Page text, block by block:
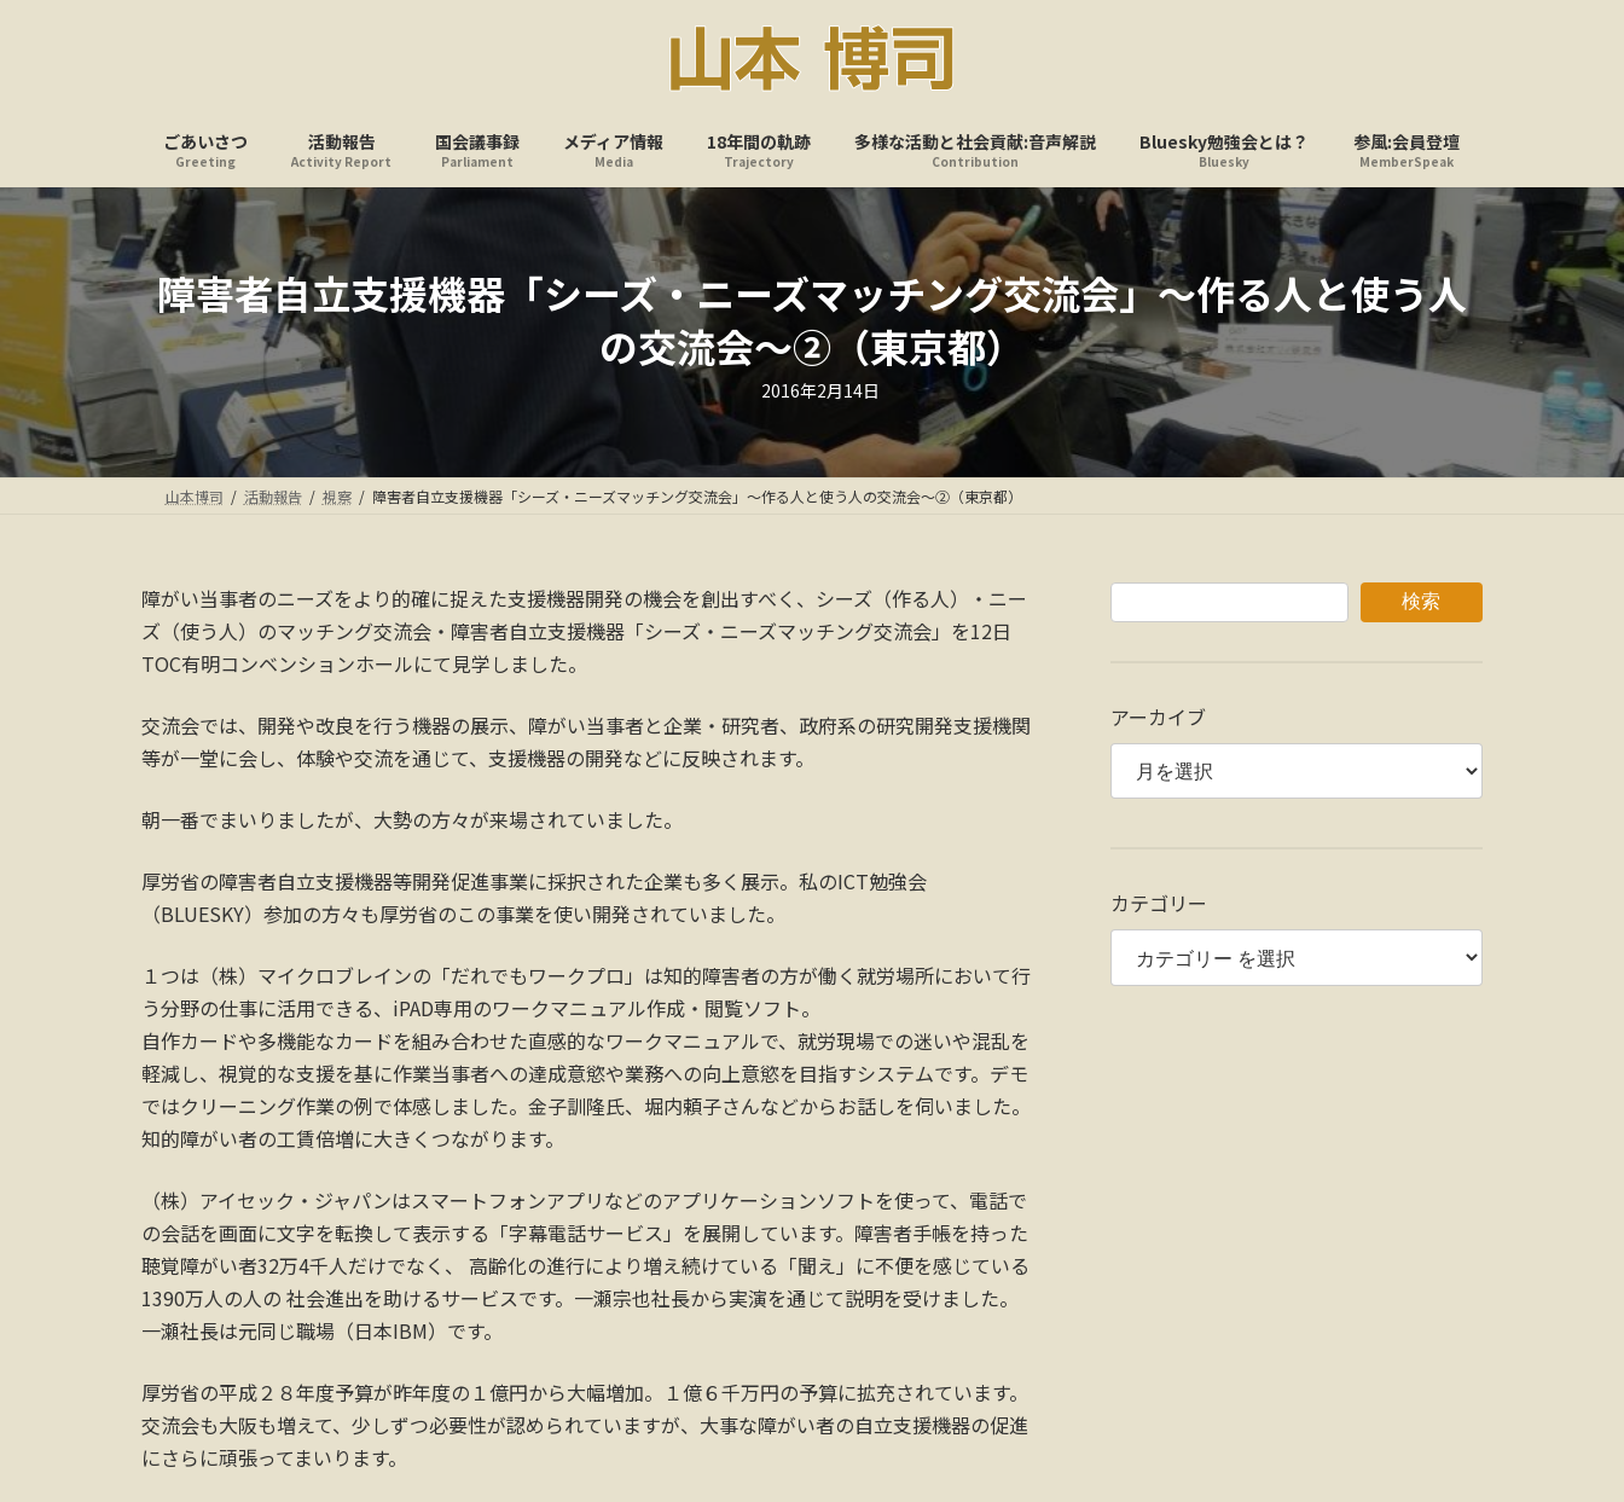
ス
キ
プ
ン
に
動
ごあいさつ
Greeting
活動報告
Activity Report
国会議事録
Parliament
メディア情報
Media
18年間の軌跡
Trajectory
多様な活動と社会貢献:音声解説
Contribution
Bluesky勉強会とは？
Bluesky
参風:会員登壇
MemberSpeak
障害者自立支援機器「シーズ・ニーズマッチング交流会」〜作る人と使う人
の交流会〜②（東京都）
最
終
新
時
:
2016年2月14日
山本博司 活動報告 視察 障害者自立支援機器「シーズ・ニーズマッチング交流会」〜作る人と使う人の交流会〜②（東京都）
障がい当事者のニーズをより的確に捉えた支援機器開発の機会を創出すべく、シーズ（作る人）・ニー
ズ（使う人）のマッチング交流会・障害者自立支援機器「シーズ・ニーズマッチング交流会」を12日
TOC有明コンベンションホールにて見学しました。
交流会では、開発や改良を行う機器の展示、障がい当事者と企業・研究者、政府系の研究開発支援機関
等が一堂に会し、体験や交流を通じて、支援機器の開発などに反映されます。
朝一番でまいりましたが、大勢の方々が来場されていました。
厚労省の障害者自立支援機器等開発促進事業に採択された企業も多く展示。私のICT勉強会
（BLUESKY）参加の方々も厚労省のこの事業を使い開発されていました。
１つは（株）マイクロブレインの「だれでもワークプロ」は知的障害者の方が働く就労場所において行
う分野の仕事に活用できる、iPAD専用のワークマニュアル作成・閲覧ソフト。
自作カードや多機能なカードを組み合わせた直感的なワークマニュアルで、就労現場での迷いや混乱を
軽減し、視覚的な支援を基に作業当事者への達成意慾や業務への向上意慾を目指すシステムです。デモ
ではクリーニング作業の例で体感しました。金子訓隆氏、堀内頼子さんなどからお話しを伺いました。
知的障がい者の工賃倍増に大きくつながります。
（株）アイセック・ジャパンはスマートフォンアプリなどのアプリケーションソフトを使って、電話で
の会話を画面に文字を転換して表示する「字幕電話サービス」を展開しています。障害者手帳を持った
聴覚障がい者32万4千人だけでなく、 高齢化の進行により増え続けている「聞え」に不便を感じている
1390万人の人の 社会進出を助けるサービスです。一瀬宗也社長から実演を通じて説明を受けました。
一瀬社長は元同じ職場（日本IBM）です。
厚労省の平成２８年度予算が昨年度の１億円から大幅増加。１億６千万円の予算に拡充されています。
交流会も大阪も増えて、少しずつ必要性が認められていますが、大事な障がい者の自立支援機器の促進
にさらに頑張ってまいります。
検索
アーカイブ
カテゴリー